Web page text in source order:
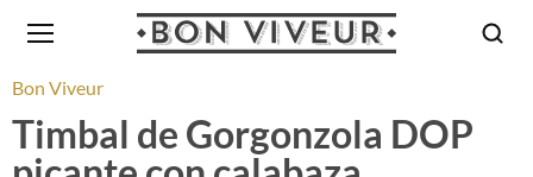
Bon Viveur
Timbal de Gorgonzola DOP